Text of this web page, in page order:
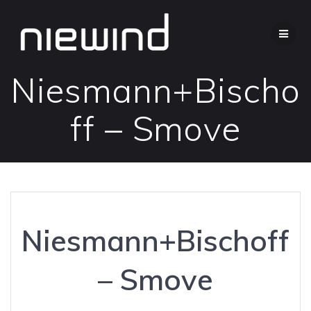
springen
Niesmann+Bischo
ff – Smove
Niesmann+Bischoff
– Smove